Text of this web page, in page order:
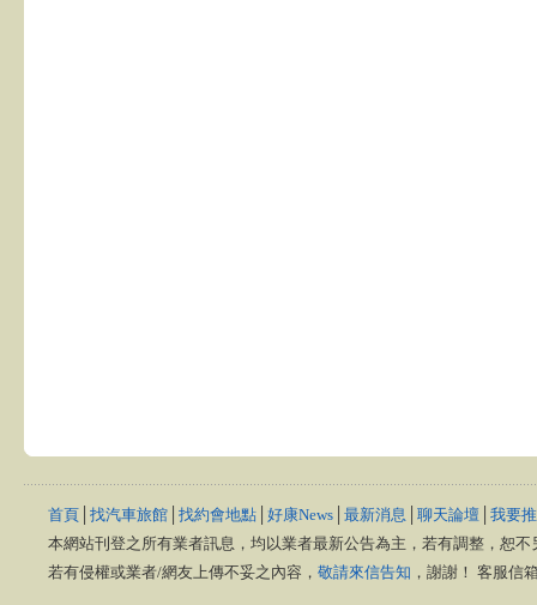
首頁 找汽車旅館 找約會地點 好康News 最新消息 聊天論壇 我要
本網站刊登之所有業者訊息，均以業者最新公告為主，若有調整，恕
若有侵權或業者/網友上傳不妥之內容， 敬請來信告知 ，謝謝！ 客服信